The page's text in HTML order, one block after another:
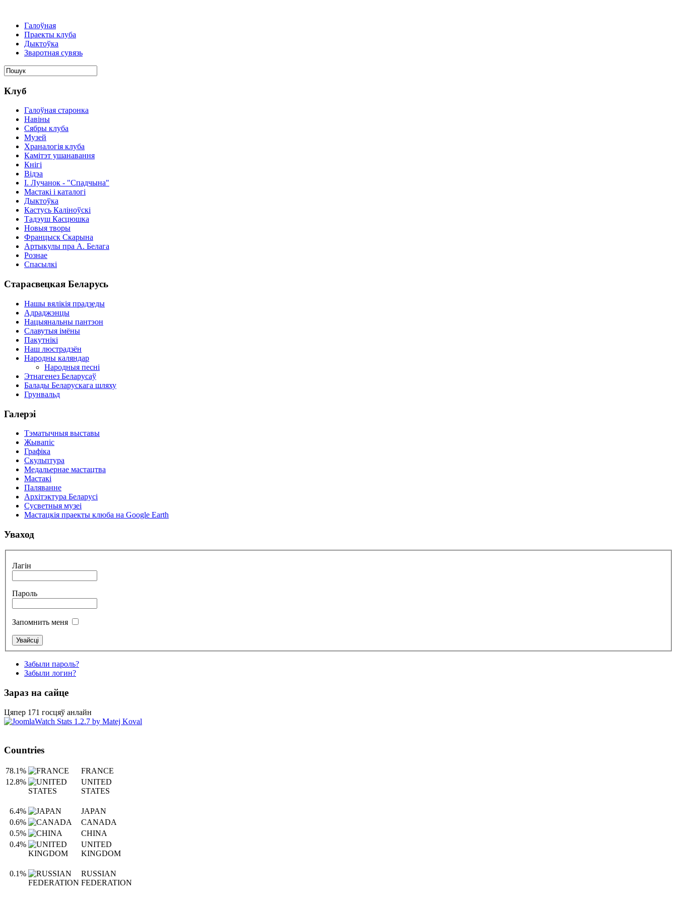
Галоўная
Праекты клуба
Дыктоўка
Зваротная сувязь
Клуб
Галоўная старонка
Навіны
Сябры клуба
Музей
Храналогія клуба
Камітэт ушанавання
Кнігі
Відэа
І. Лучанок - "Спадчына"
Мастакі i каталогi
Дыктоўка
Кастусь Каліноўскі
Тадэуш Касцюшка
Новыя творы
Францыск Скарына
Артыкулы пра А. Белага
Рознае
Спасылкі
Старасвецкая Беларусь
Нашы вялікія прадзеды
Адраджэнцы
Нацыянальны пантэон
Славутыя імёны
Пакутнікі
Наш люстрадзён
Народны каляндар
Народныя песні
Этнагенез Беларусаў
Балады Беларускага шляху
Грунвальд
Галерэі
Тэматычныя выставы
Жывапіс
Графіка
Скульптура
Медальернае мастацтва
Мастакі
Паляванне
Архітэктура Беларусі
Сусветныя музеі
Мастацкія праекты клюба на Google Earth
Уваход
Лагін
Пароль
Запомнить меня
Забыли пароль?
Забыли логин?
Зараз на сайце
Цяпер 171 госцяў анлайн
Countries
78.1%
FRANCE
12.8%
UNITED
STATES
6.4%
JAPAN
0.6%
CANADA
0.5%
CHINA
0.4%
UNITED
KINGDOM
0.1%
RUSSIAN
FEDERATION